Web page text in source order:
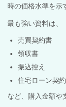
時の価格水準を示
最も強い資料は、
売買契約書
領収書
振込控え
住宅ローン契
など、購入金額や